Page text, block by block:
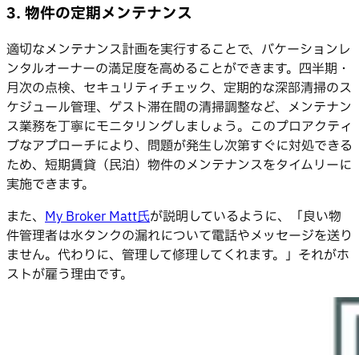
3. 物件の定期メンテナンス
適切なメンテナンス計画を実行することで、バケーションレ
ンタルオーナーの満足度を高めることができます。四半期・
月次の点検、セキュリティチェック、定期的な深部清掃のス
ケジュール管理、ゲスト滞在間の清掃調整など、メンテナン
ス業務を丁寧にモニタリングしましょう。このプロアクティ
ブなアプローチにより、問題が発生し次第すぐに対処できる
ため、短期賃貸（民泊）物件のメンテナンスをタイムリーに
実施できます。
また、 My Broker Matt氏が説明しているように、「良い物
件管理者は水タンクの漏れについて電話やメッセージを送り
ません。代わりに、管理して修理してくれます。」それがホ
ストが雇う理由です。